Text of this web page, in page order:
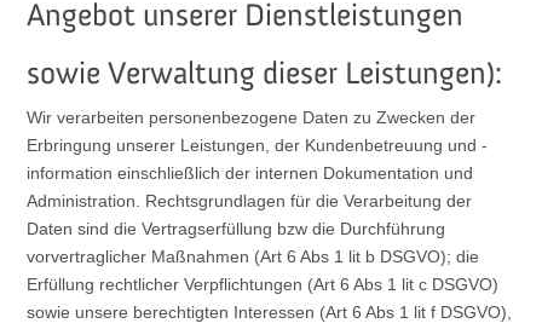
Angebot unserer Dienstleistungen
sowie Verwaltung dieser Leistungen):
Wir verarbeiten personenbezogene Daten zu Zwecken der
Erbringung unserer Leistungen, der Kundenbetreuung und -
information einschließlich der internen Dokumentation und
Administration. Rechtsgrundlagen für die Verarbeitung der
Daten sind die Vertragserfüllung bzw die Durchführung
vorvertraglicher Maßnahmen (Art 6 Abs 1 lit b DSGVO); die
Erfüllung rechtlicher Verpflichtungen (Art 6 Abs 1 lit c DSGVO)
sowie unsere berechtigten Interessen (Art 6 Abs 1 lit f DSGVO),